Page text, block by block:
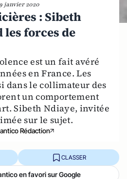
janvier 2020
: Sibeth
les forces de
est un fait avéré
en France. Les
dans le collimateur des
un comportement
Sibeth Ndiaye, invitée
sur le sujet.
Rédaction
CLASSER
en favori sur Google